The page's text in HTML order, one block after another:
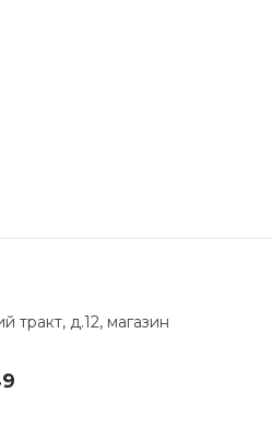
тракт, д.12, магазин